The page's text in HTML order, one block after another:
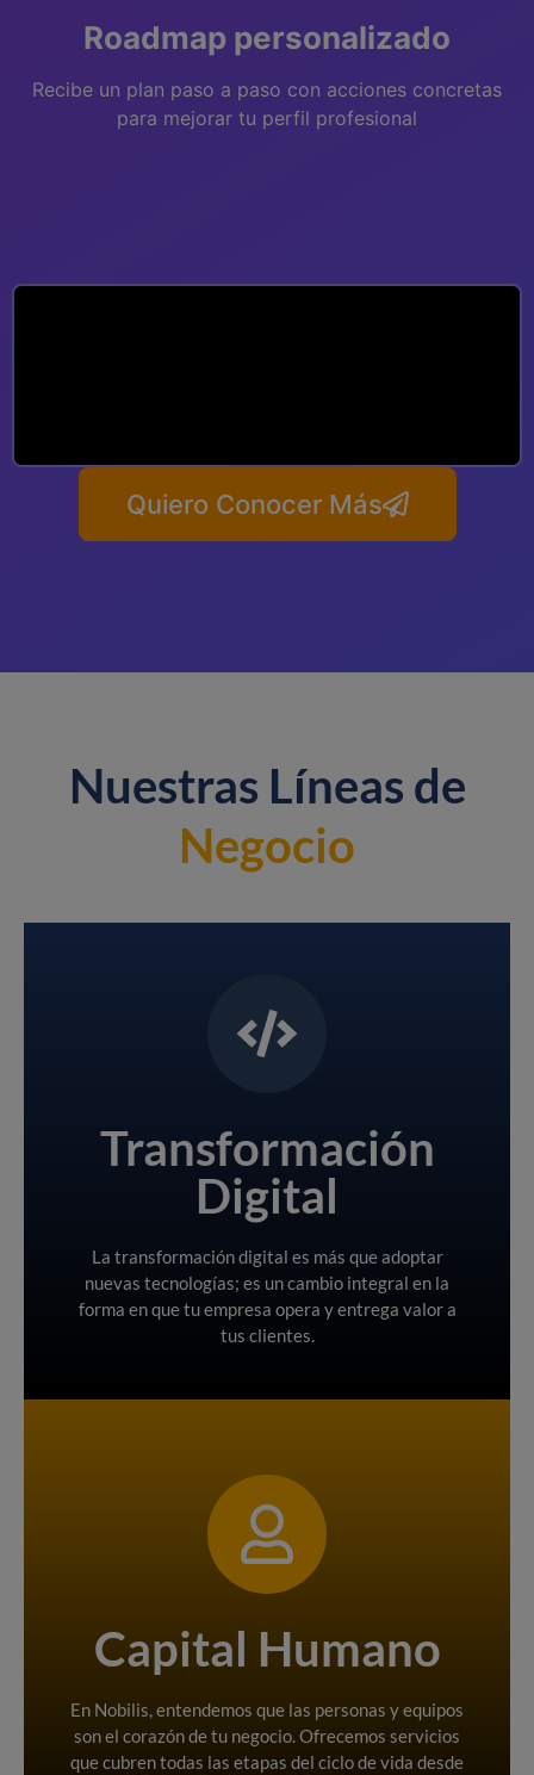
Roadmap personalizado
Recibe un plan paso a paso con acciones concretas
para mejorar tu perfil profesional
Quiero Conocer Más
Nuestras Líneas de
Negocio
Transformación
Digital
La transformación digital es más que adoptar
nuevas tecnologías; es un cambio integral en la
forma en que tu empresa opera y entrega valor a
tus clientes.
Mejora la velocidad y
eficiencia de tu negocio
Impulsamos la evolución tecnológica de tu negocio
con soluciones a medida. Descubre cómo podemos
ayudarte a adoptar las nuevas tecnologías y
aprovechar su potencial para alcanzar nuevas
Conoce más
Capital Humano
En Nobilis, entendemos que las personas y equipos
son el corazón de tu negocio. Ofrecemos servicios
que cubren todas las etapas del ciclo de vida desde
Potencia a tus equipos y
personas
Optimiza tu gestión de talento y el potencial de tus
equipos con nuestros servicios especializados.
Conoce Más